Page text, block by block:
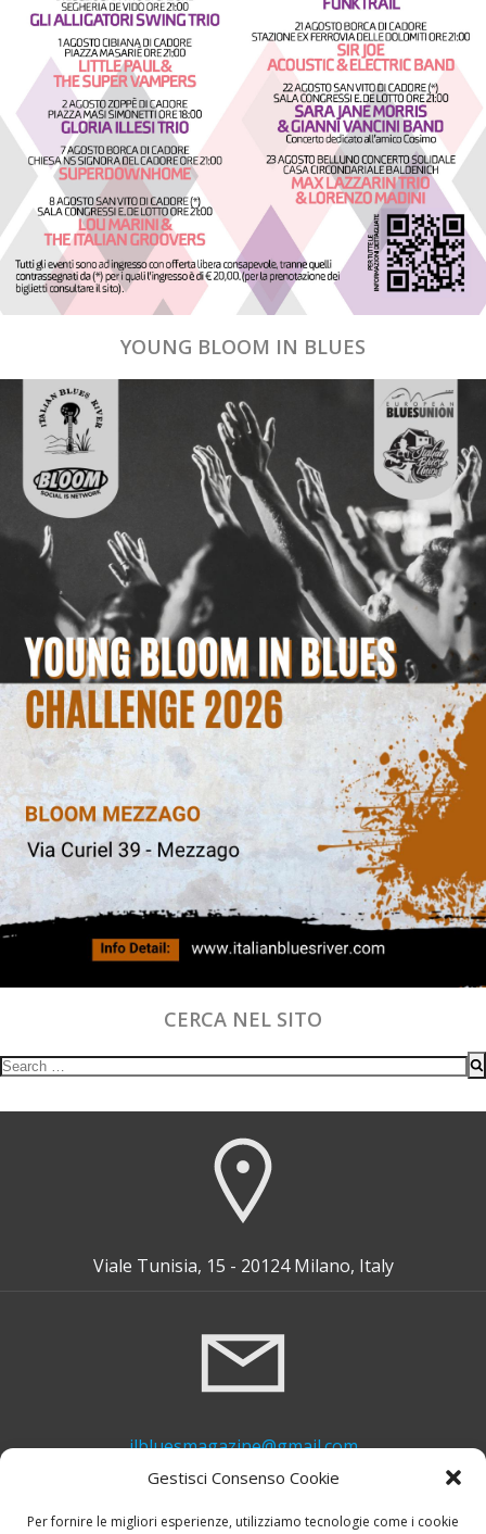
Gestisci Consenso Cookie
Per fornire le migliori esperienze, utilizziamo tecnologie come i cookie
YOUNG BLOOM IN BLUES
CERCA NEL SITO
Search
Viale Tunisia, 15 - 20124 Milano, Italy
ilbluesmagazine@gmail.com